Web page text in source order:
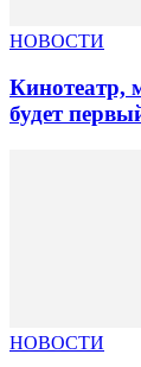
НОВОСТИ
Кинотеатр,
будет
НОВОСТИ